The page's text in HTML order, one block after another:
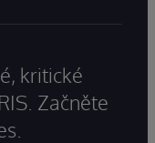
kritické
Začněte